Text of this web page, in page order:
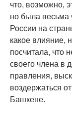
что, возможно,
но была весьма
России на
какое влияние,
посчитала, что
своего члена в
правления,
воздержаться
Башкене.